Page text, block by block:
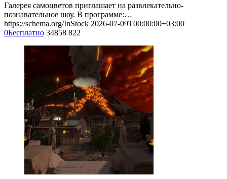
Галерея самоцветов приглашает на развлекательно-
познавательное шоу. В программе:…
https://schema.org/InStock 2026-07-09T00:00:00+03:00
0Бесплатно 34858 822